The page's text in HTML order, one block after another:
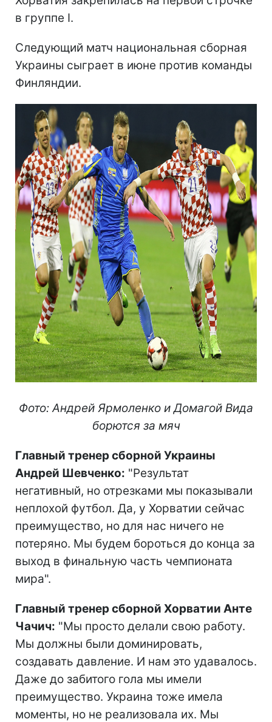
в группе I.
Следующий матч национальная сборная
Украины сыграет в июне против команды
Финляндии.
Фото: Андрей Ярмоленко и Домагой Вида
борются за мяч
Главный тренер сборной Украины
Андрей Шевченко: "Результат
негативный, но отрезками мы показывали
неплохой футбол. Да, у Хорватии сейчас
преимущество, но для нас ничего не
потеряно. Мы будем бороться до конца за
выход в финальную часть чемпионата
мира".
Главный тренер сборной Хорватии Анте
Чачич: "Мы просто делали свою работу.
Мы должны были доминировать,
создавать давление. И нам это удавалось.
Даже до забитого гола мы имели
преимущество. Украина тоже имела
моменты, но не реализовала их. Мы